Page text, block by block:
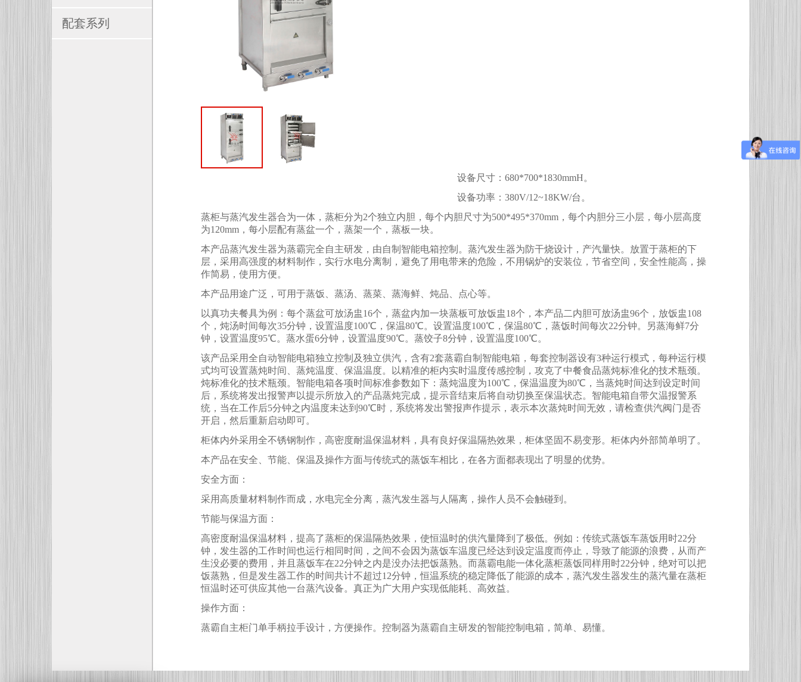
配套系列
设备尺寸： 680*700*1830mmH。
设备功率： 380V/12~18KW/台。
蒸柜与蒸汽发生器合为一体，蒸柜分为2个独立内胆，每个内胆尺寸为500*495*370mm ，每个内胆分三小层，每小层高度
为120mm ，每小层配有蒸盆一个，蒸架一个，蒸板一块。
本产品蒸汽发生器为蒸霸完全自主研发，由自制智能电箱控制。蒸汽发生器为防干烧设计，产汽量快。放置于蒸柜的下
层，采用高强度的材料制作，实行水电分离制，避免了用电带来的危险，不用锅炉的安装位，节省空间，安全性能高，操
作简易，使用方便。
本产品用途广泛，可用于蒸饭、蒸汤、蒸菜、蒸海鲜、炖品、点心等。
以真功夫餐具为例：每个蒸盆可放汤盅 16个，蒸盆内加一块蒸板可放饭盅 18个，本产品二内胆可放汤盅96个，放饭盅 108
个，炖汤时间每次35分钟，设置温度100℃ ，保温80℃。设置温度100℃ ，保温80℃ ，蒸饭时间每次22分钟。另蒸海鲜7分
钟，设置温度95℃。蒸水蛋6分钟，设置温度90℃。蒸饺子8分钟，设置温度100℃。
该产品采用全自动智能电箱独立控制及独立供汽，含有2套蒸霸自制智能电箱，每套控制器设有3种运行模式，每种运行模
式均可设置蒸炖时间、蒸炖温度、保温温度。以精准的柜内实时温度传感控制，攻克了中餐食品蒸炖标准化的技术瓶颈。
炖标准化的技术瓶颈。智能电箱各项时间标准参数如下：蒸炖温度为100℃ ，保温温度为80℃ ，当蒸炖时间达到设定时间
后，系统将发出报警声以提示所放入的产品蒸炖完成，提示音结束后将自动切换至保温状态。智能电箱自带欠温报警系
统，当在工作后5分钟之内温度未达到 90℃时，系统将发出警报声作提示，表示本次蒸炖时间无效，请检查供汽阀门是否
开启，然后重新启动即可。
柜体内外采用全不锈钢制作，高密度耐温保温材料，具有良好保温隔热效果，柜体坚固不易变形。柜体内外部简单明了。
本产品在安全、节能、保温及操作方面与传统式的蒸饭车相比，在各方面都表现出了明显的优势。
安全方面：
采用高质量材料制作而成，水电完全分离，蒸汽发生器与人隔离，操作人员不会触碰到。
节能与保温方面：
高密度耐温保温材料，提高了蒸柜的保温隔热效果，使恒温时的供汽量降到了极低。例如：传统式蒸饭车蒸饭用时22分
钟，发生器的工作时间也运行相同时间，之间不会因为蒸饭车温度已经达到设定温度而停止，导致了能源的浪费，从而产
生没必要的费用，并且蒸饭车在22分钟之内是没办法把饭蒸熟。而蒸霸电能一体化蒸柜蒸饭同样用时22分钟，绝对可以把
饭蒸熟，但是发生器工作的时间共计不超过12分钟，恒温系统的稳定降低了能源的成本，蒸汽发生器发生的蒸汽量在蒸柜
恒温时还可供应其他一台蒸汽设备。真正为广大用户实现低能耗、高效益。
操作方面：
蒸霸自主柜门单手柄拉手设计，方便操作。控制器为蒸霸自主研发的智能控制电箱，简单、易懂。